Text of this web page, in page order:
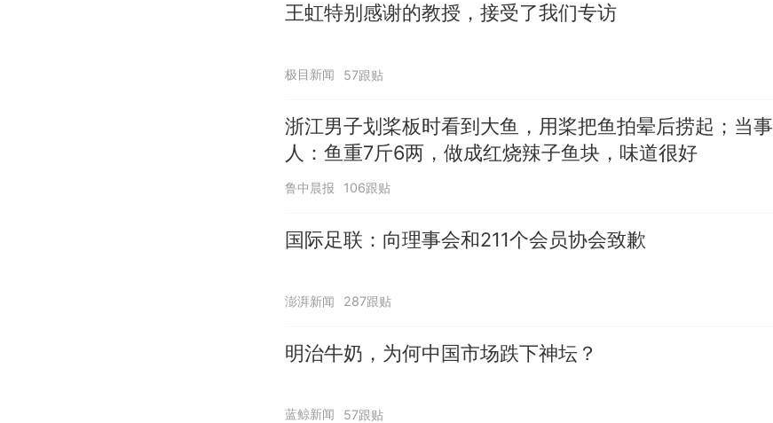
王虹特别感谢的教授，接受了我们专访
极目新闻 57跟贴
浙江男子划桨板时看到大鱼，用桨把鱼拍晕后捞起；当事
人：鱼重7斤6两，做成红烧辣子鱼块，味道很好
鲁中晨报 106跟贴
国际足联：向理事会和211个会员协会致歉
澎湃新闻 287跟贴
明治牛奶，为何中国市场跌下神坛？
蓝鲸新闻 57跟贴